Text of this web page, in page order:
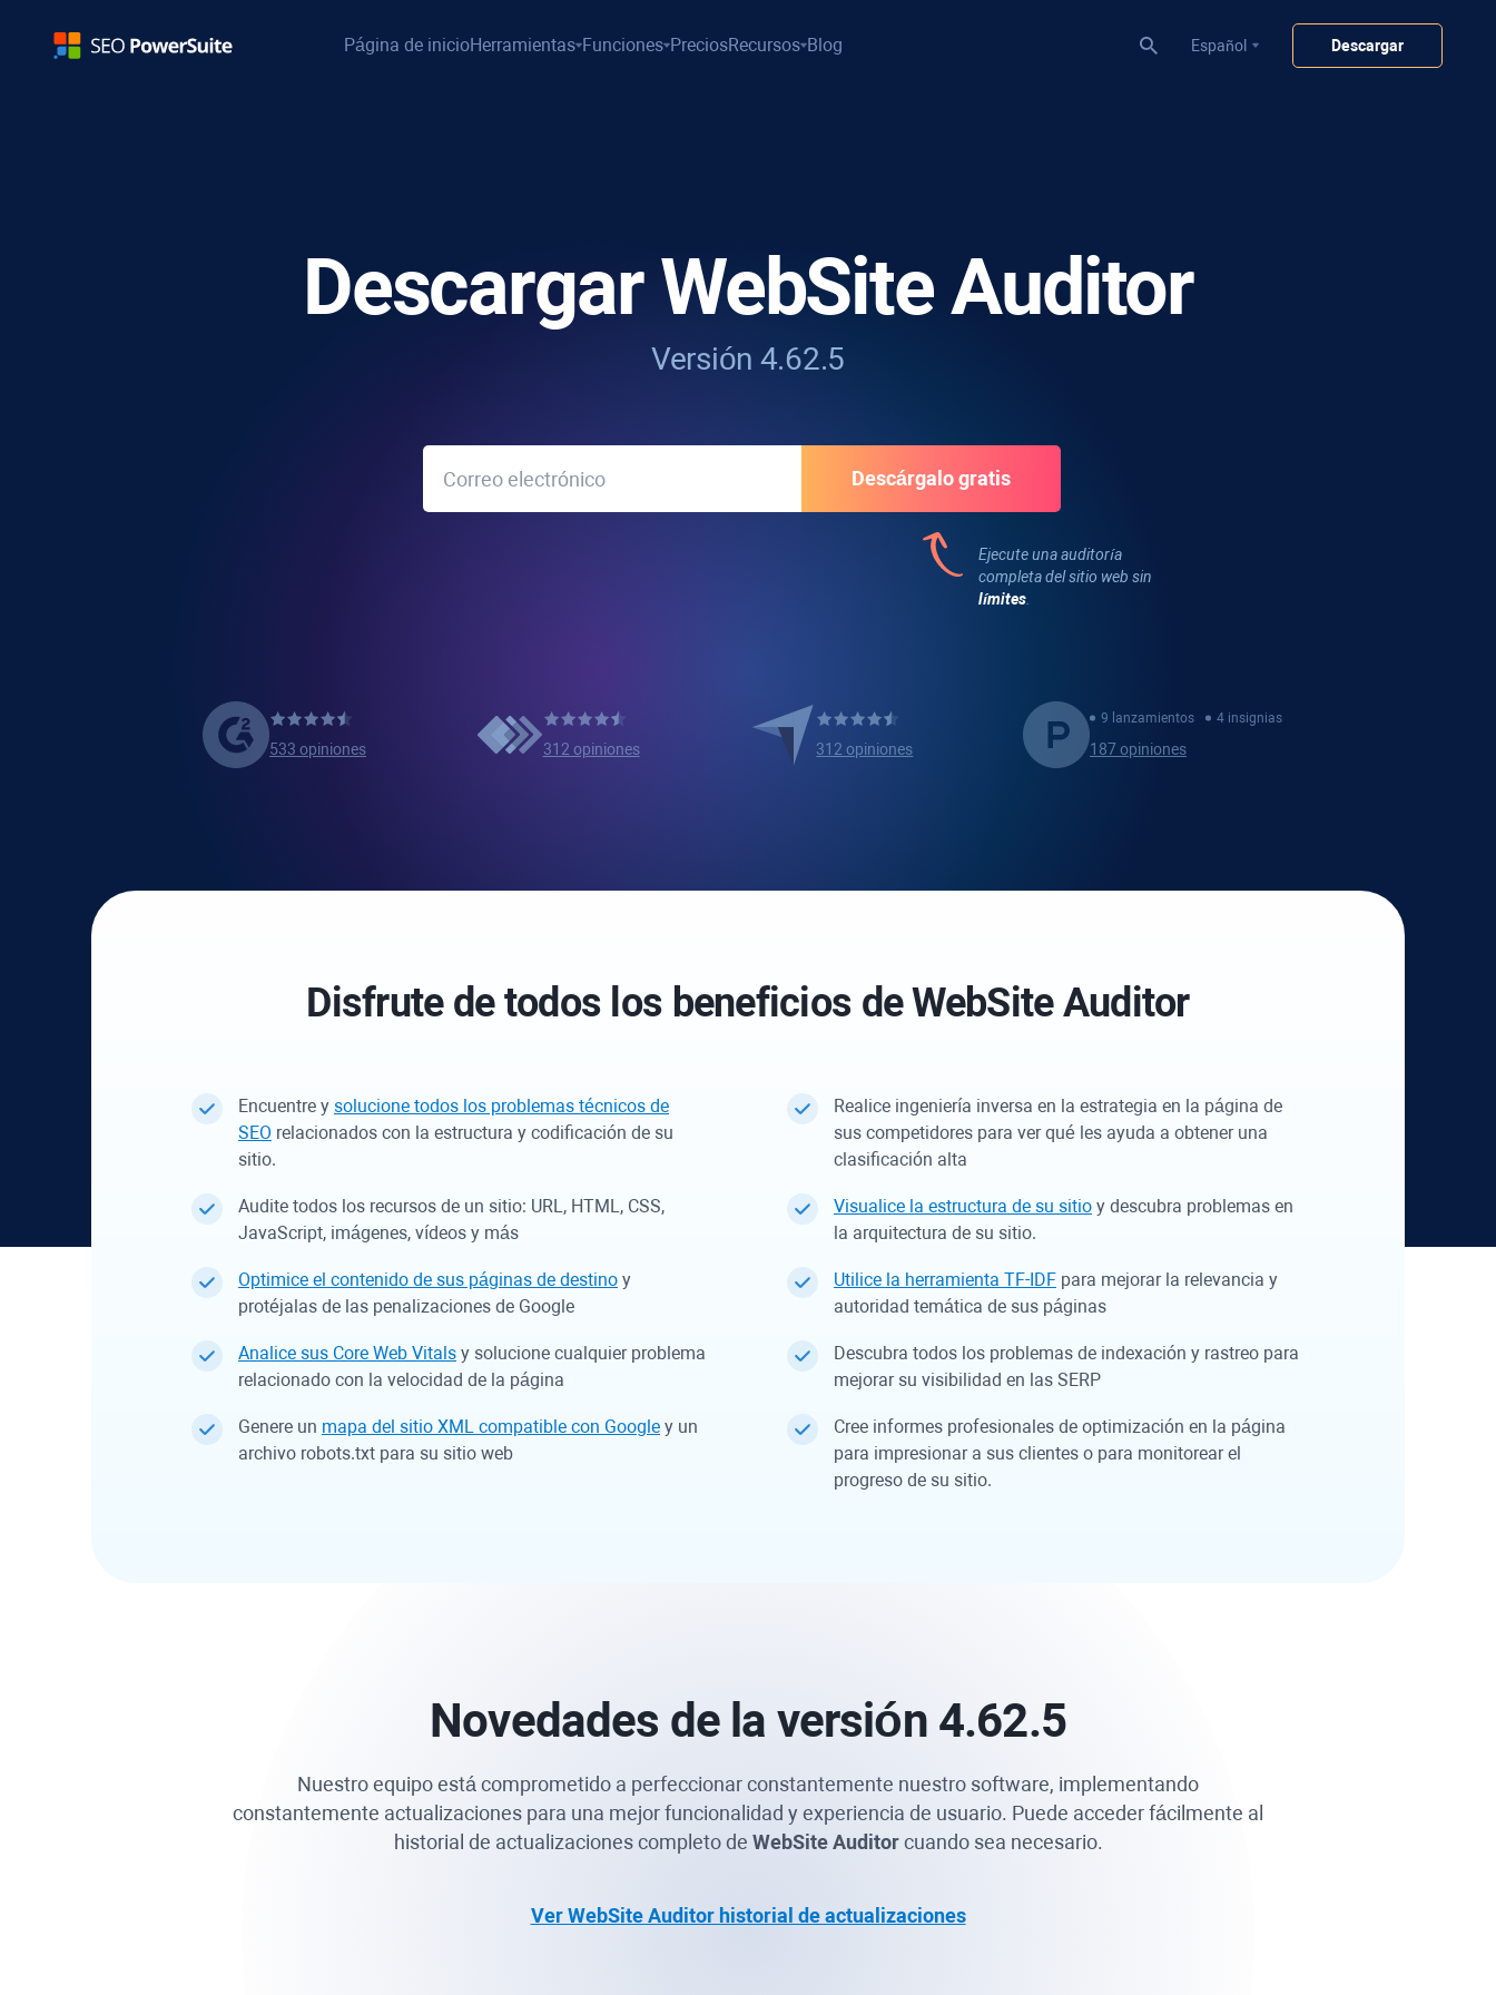
Página de inicioHerramientas Funciones PreciosRecursos Blog Español Descargar
DescargarWebSite Auditor
Versión 4.62.5
Ejecute una auditoría
completa del sitio web sin
límites
533 opiniones 312 opiniones 312 opiniones
9 lanzamientos 4 insignias
187 opiniones
Disfrute de todos los beneficios de WebSite Auditor
Encuentre y solucione todos los problemas técnicos de
SEO relacionados con la estructura y codificación de su
sitio.
Realice ingeniería inversa en la estrategia en la página de
sus competidores para ver qué les ayuda a obtener una
clasificación alta
Audite todos los recursos de un sitio: URL, HTML, CSS,
JavaScript, imágenes, vídeos y más
Visualice la estructura de su sitio y descubra problemas en
la arquitectura de su sitio.
Optimice el contenido de sus páginas de destino y
protéjalas de las penalizaciones de Google
Utilice la herramienta TF-IDF para mejorar la relevancia y
autoridad temática de sus páginas
Analice sus Core Web Vitals y solucione cualquier problema
relacionado con la velocidad de la página
Descubra todos los problemas de indexación y rastreo para
mejorar su visibilidad en las SERP
Genere un mapa del sitio XML compatible con Google y un
archivo robots.txt para su sitio web
Cree informes profesionales de optimización en la página
para impresionar a sus clientes o para monitorear el
progreso de su sitio.
Novedades de la versión 4.62.5
Nuestro equipo está comprometido a perfeccionar constantemente nuestro software, implementando
constantemente actualizaciones para una mejor funcionalidad y experiencia de usuario. Puede acceder fácilmente al
historial de actualizaciones completo de WebSite Auditorcuando sea necesario.
Ver WebSite Auditor historial de actualizaciones